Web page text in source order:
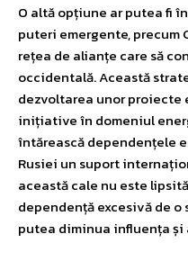
O altă opțiune ar putea fi
puteri emergente, precum
rețea de alianțe care să
occidentală. Această
dezvoltarea unor proiecte
inițiative în domeniul
întărească dependențele
Rusiei un suport
această cale nu este
dependență excesivă de o
putea diminua influența și